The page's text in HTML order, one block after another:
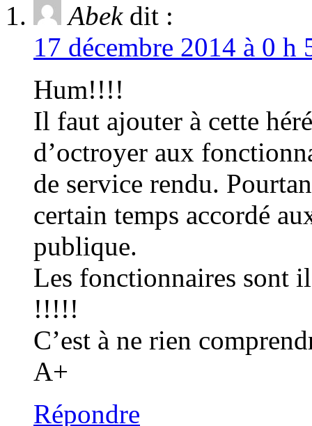
Abek dit :
17 décembre 2014 à 0
Hum!!!!
Il faut ajouter à cette
d’octroyer aux
de service rendu.
certain temps accordé
publique.
Les fonctionnaires sont
!!!!!
C’est à ne rien
A+
Répondre